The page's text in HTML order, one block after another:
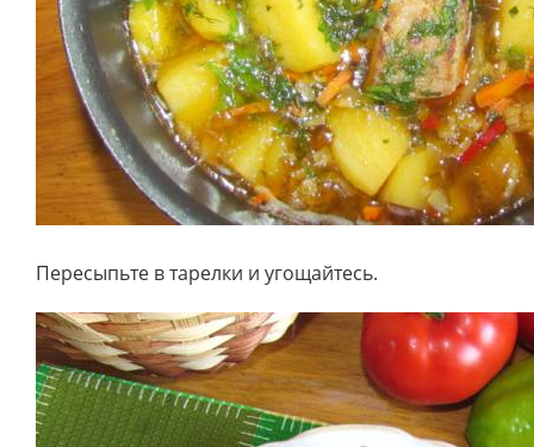
Пересыпьте в тарелки и угощайтесь.